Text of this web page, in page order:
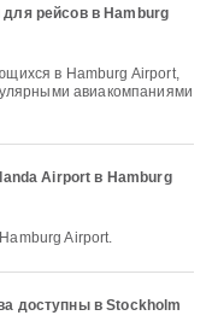
рейсов в Hamburg
авиакомпаниями
Airport в Hamburg
Airport.
доступны в Stockholm